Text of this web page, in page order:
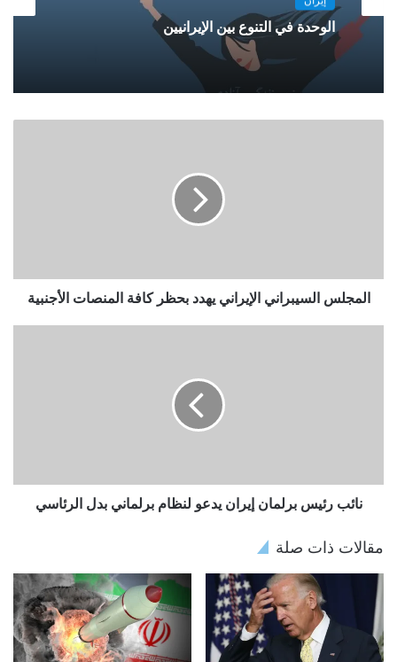
الوحدة في التنوع بين الإيرانيين
المجلس السيبراني الإيراني يهدد بحظر كافة المنصات الأجنبية
نائب رئيس برلمان إيران يدعو لنظام برلماني بدل الرئاسي
مقالات ذات صلة